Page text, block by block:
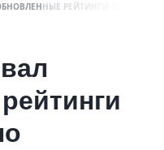
РЕЙТИНГИ